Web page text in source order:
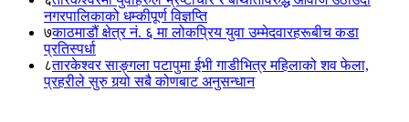
नगरपालिकाको धम्कीपूर्ण विज्ञप्ति
७काठमाडौं क्षेत्र नं. ६ मा लोकप्रिय युवा उम्मेदवारहरूबीच कडा
प्रतिस्पर्धा
८तारकेश्वर साङ्गला पटापुमा ईभी गाडीभित्र महिलाको शव फेला,
प्रहरीले सुरु गर्‍यो सबै कोणबाट अनुसन्धान